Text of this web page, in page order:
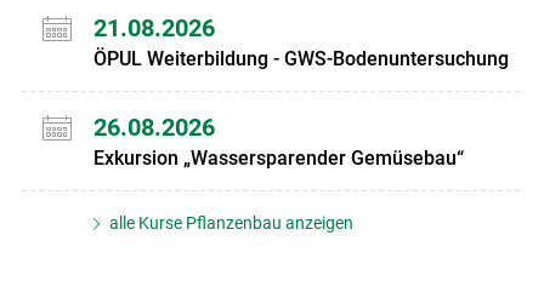
21.08.2026
ÖPUL Weiterbildung - GWS-Bodenuntersuchung
26.08.2026
Exkursion „Wassersparender Gemüsebau“
alle Kurse Pflanzenbau anzeigen